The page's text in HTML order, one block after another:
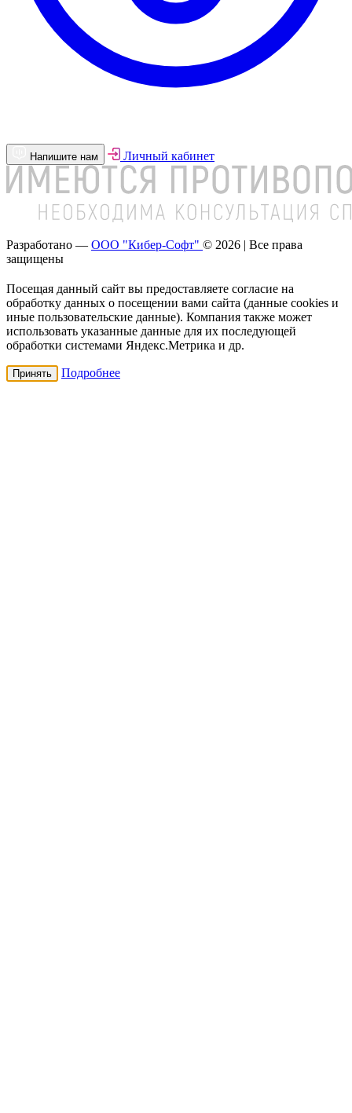
Напишите нам Личный кабинет
Разработано — ООО "Кибер-Софт" © 2026 | Все права
защищены
Посещая данный сайт вы предоставляете согласие на
обработку данных о посещении вами сайта (данные cookies и
иные пользовательские данные). Компания также может
использовать указанные данные для их последующей
обработки системами Яндекс.Метрика и др.
Принять Подробнее